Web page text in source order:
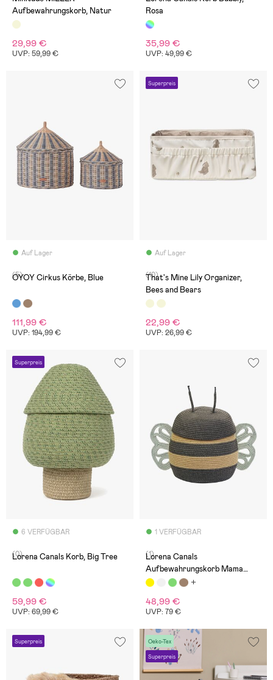
Aufbewahrungskorb, Natur
29,99 €
UVP: 59,99 €
Rosa
35,99 €
UVP: 49,99 €
Auf Lager
(5)
OYOY Cirkus Körbe, Blue
111,99 €
UVP: 194,99 €
Superpreis
Auf Lager
(10)
That's Mine Lily Organizer,
Bees and Bears
22,99 €
UVP: 26,99 €
Superpreis
6 VERFÜGBAR
(0)
Lorena Canals Korb, Big Tree
59,99 €
UVP: 69,99 €
1 VERFÜGBAR
(1)
Lorena Canals
Aufbewahrungskorb Mama
Biene
48,99 €
UVP: 79 €
Superpreis Oeko-Tex
Superpreis